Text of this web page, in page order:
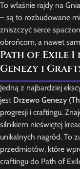
To właśnie rajdy na
– są to rozbudowane
zniszczyć serce
obrońcom, a nawet
Path of Exile
Genezy i
Jedną z najbardziej
jest Drzewo Genezy
progresji i craftingu.
silnikiem nieświętej
unikalnych nagród. To
przedmiotów, które
craftingu do Path of